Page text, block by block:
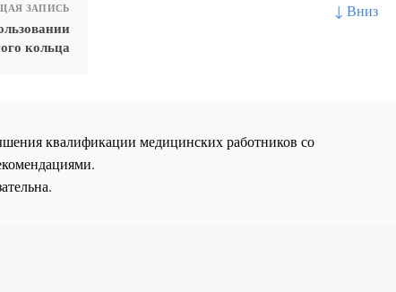
↓ Вниз
ЗАПИСЬ
кольца
квалификации медицинских работников со